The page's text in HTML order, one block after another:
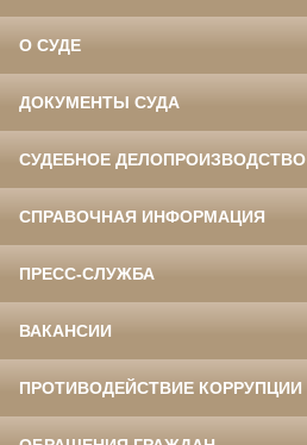
О СУДЕ
ДОКУМЕНТЫ СУДА
СУДЕБНОЕ ДЕЛОПРОИЗВОДСТВО
СПРАВОЧНАЯ ИНФОРМАЦИЯ
ПРЕСС-СЛУЖБА
ВАКАНСИИ
ПРОТИВОДЕЙСТВИЕ КОРРУПЦИИ